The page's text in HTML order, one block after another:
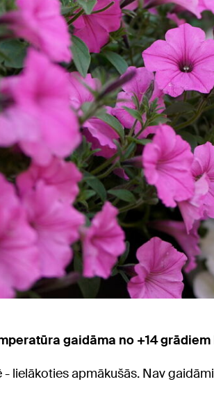
gaidāma no +14
lielākoties apmākušās. Nav